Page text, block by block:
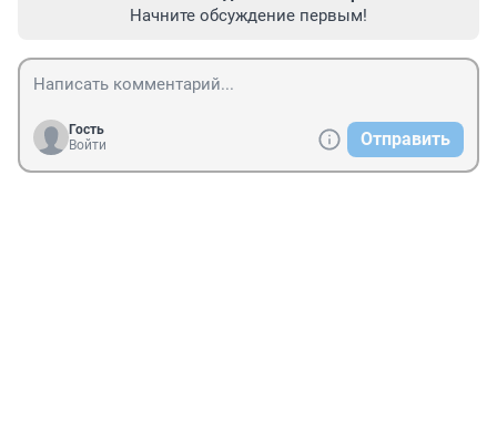
Начните обсуждение первым!
Гость
Войти
Отправить